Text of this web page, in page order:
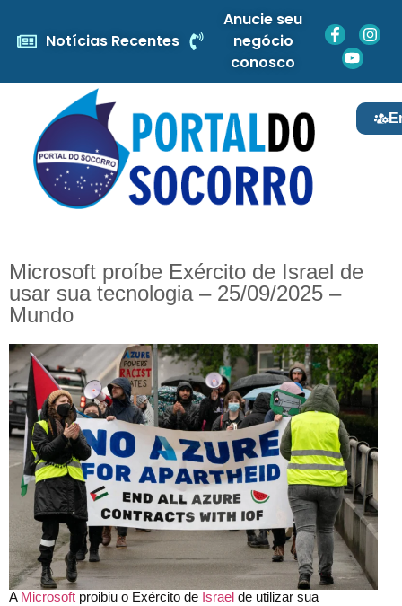
Notícias Recentes
Anucie seu
negócio
conosco
Microsoft proíbe Exército de Israel de
usar sua tecnologia – 25/09/2025 –
Mundo
A Microsoft proibiu o Exército de Israel de utilizar sua